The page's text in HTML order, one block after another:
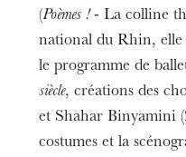
(Poèmes !- La colline
national du Rhin, elle
le programme de
siècle, créations des
et Shahar Binyamini
costumes et la